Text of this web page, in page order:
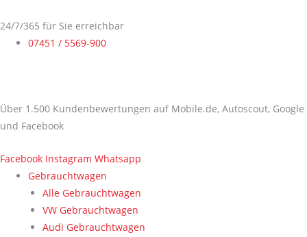
Inhalt
springen
24/7/365 für Sie erreichbar
07451 / 5569-900
Über 1.500 Kundenbewertungen auf Mobile.de, Autoscout, Google
und Facebook
Facebook Instagram Whatsapp
Gebrauchtwagen
Alle Gebrauchtwagen
VW Gebrauchtwagen
Audi Gebrauchtwagen
nach: